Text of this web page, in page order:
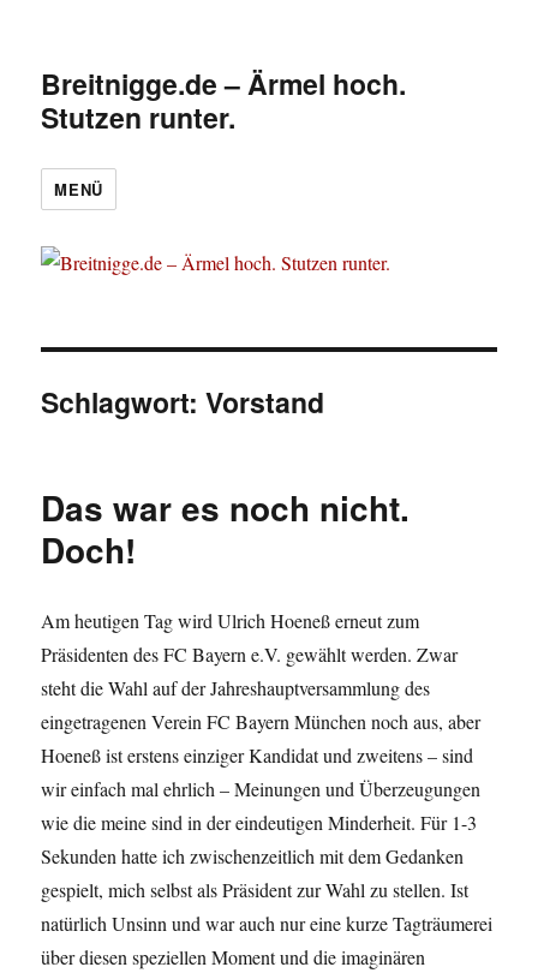
Breitnigge.de – Ärmel hoch.
Stutzen runter.
MENÜ
Schlagwort:Vorstand
Das war es noch nicht.
Doch!
Am heutigen Tag wird Ulrich Hoeneß erneut zum
Präsidenten des FC Bayern e.V. gewählt werden. Zwar
steht die Wahl auf der Jahreshauptversammlung des
eingetragenen Verein FC Bayern München noch aus, aber
Hoeneß ist erstens einziger Kandidat und zweitens – sind
wir einfach mal ehrlich – Meinungen und Überzeugungen
wie die meine sind in der eindeutigen Minderheit. Für 1-3
Sekunden hatte ich zwischenzeitlich mit dem Gedanken
gespielt, mich selbst als Präsident zur Wahl zu stellen. Ist
natürlich Unsinn und war auch nur eine kurze Tagträumerei
über diesen speziellen Moment und die imaginären